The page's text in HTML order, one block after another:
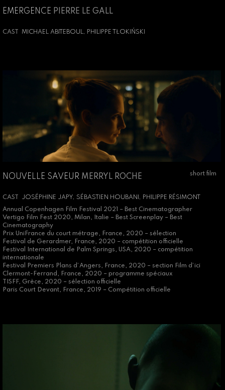
EMERGENCE PIERRE LE GALL
CAST MICHAEL ABITEBOUL, PHILIPPE TŁOKIŃSKI
NOUVELLE SAVEUR MERRYL ROCHE short film
CAST
JOSÉPHINE JAPY, SÉBASTIEN HOUBANI, PHILIPPE RÉSIMONT
Annual Copenhagen Film Festival 2021 – Best Cinematographer
Vertigo Film Fest 2020, Milan, Italie – Best Screenplay – Best
Cinematography
Prix UniFrance du court métrage, France, 2020 – sélection
Festival de Gerardmer, France, 2020 – compétition officielle
Festival International de Palm Springs, USA, 2020 – compétition
internationale
Festival Premiers Plans d’Angers, France, 2020 – section Film d’ici
Clermont-Ferrand, France, 2020 – programme spéciaux
TISFF, Grèce, 2020 – sélection officielle
Paris Court Devant, France, 2019 – Compétition officielle